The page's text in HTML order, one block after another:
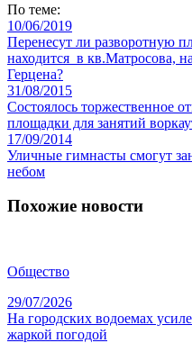
По теме:
10/06/2019
Перенесут ли разворотную
находится в кв.Матросова,
Герцена?
31/08/2015
Состоялось торжественное
площадки для занятий
17/09/2014
Уличные гимнасты смогут
небом
Похожие новости
Общество
29/07/2026
На городских водоемах
жаркой погодой